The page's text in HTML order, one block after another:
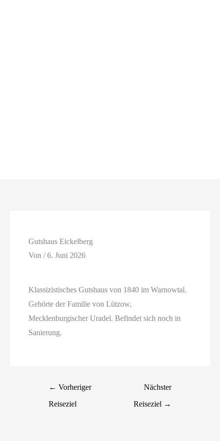
Gutshaus Eickelberg
Von/6. Juni 2026
Klassizistisches Gutshaus von 1840 im Warnowtal.
Gehörte der Familie von Lützow,
Mecklenburgischer Uradel. Befindet sich noch in
Sanierung.
← Vorheriger
Reiseziel
Nächster
Reiseziel →